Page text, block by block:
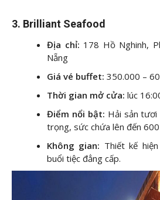
3. Brilliant Seafood
Địa chỉ: 178 Hồ Nghinh,
Nẵng
Giá vé buffet: 350.000 –
Thời gian mở cửa: lúc
Điểm nổi bật: Hải sản tươi
trọng, sức chứa lên đến 600
Không gian: Thiết kế
buổi tiệc đẳng cấp.